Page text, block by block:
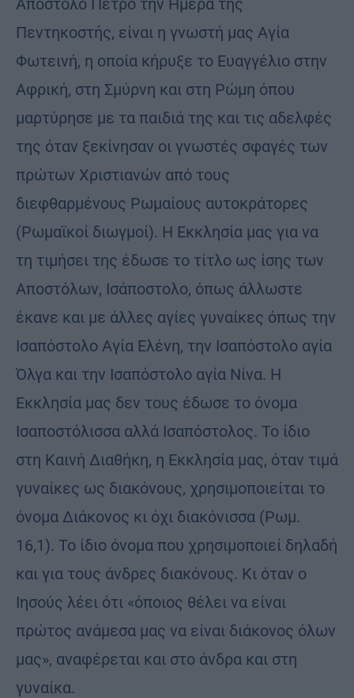
Απόστολο Πέτρο την Ημέρα της
Πεντηκοστής, είναι η γνωστή μας Αγία
Φωτεινή, η οποία κήρυξε το Ευαγγέλιο στην
Αφρική, στη Σμύρνη και στη Ρώμη όπου
μαρτύρησε με τα παιδιά της και τις αδελφές
της όταν ξεκίνησαν οι γνωστές σφαγές των
πρώτων Χριστιανών από τους
διεφθαρμένους Ρωμαίους αυτοκράτορες
(Ρωμαϊκοί διωγμοί). Η Εκκλησία μας για να
τη τιμήσει της έδωσε το τίτλο ως ίσης των
Αποστόλων, Ισάποστολο, όπως άλλωστε
έκανε και με άλλες αγίες γυναίκες όπως την
Ισαπόστολο Αγία Ελένη, την Ισαπόστολο αγία
Όλγα και την Ισαπόστολο αγία Νίνα. Η
Εκκλησία μας δεν τους έδωσε το όνομα
Ισαποστόλισσα αλλά Ισαπόστολος. Το ίδιο
στη Καινή Διαθήκη, η Εκκλησία μας, όταν τιμά
γυναίκες ως διακόνους, χρησιμοποιείται το
όνομα Διάκονος κι όχι διακόνισσα (Ρωμ.
16,1). Το ίδιο όνομα που χρησιμοποιεί δηλαδή
και για τους άνδρες διακόνους. Κι όταν ο
Ιησούς λέει ότι «όποιος θέλει να είναι
πρώτος ανάμεσα μας να είναι διάκονος όλων
μας», αναφέρεται και στο άνδρα και στη
γυναίκα.